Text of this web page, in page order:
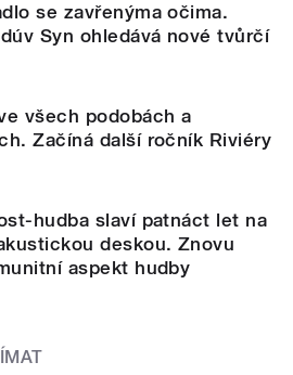
se zavřenýma očima.
Syn ohledává nové tvůrčí
všech podobách a
Začíná další ročník Riviéry
hudba slaví patnáct let na
deskou. Znovu
aspekt hudby